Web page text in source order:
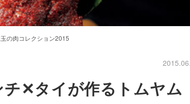
の肉コレクション2015
✕タイが作るトムヤム